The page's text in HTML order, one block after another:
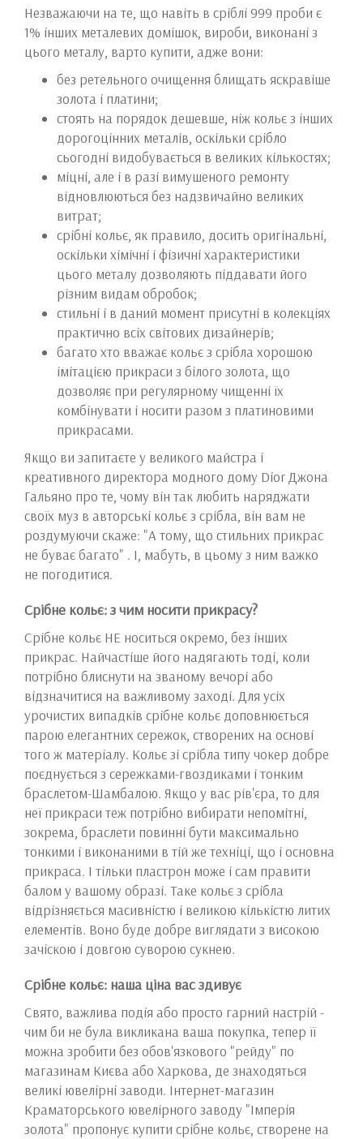
Незважаючи на те, що навіть в сріблі 999 проби є
1% інших металевих домішок, вироби, виконані з
цього металу, варто купити, адже вони:
без ретельного очищення блищать яскравіше
золота і платини;
стоять на порядок дешевше, ніж кольє з інших
дорогоцінних металів, оскільки срібло
сьогодні видобувається в великих кількостях;
міцні, але і в разі вимушеного ремонту
відновлюються без надзвичайно великих
витрат;
срібні кольє, як правило, досить оригінальні,
оскільки хімічні і фізичні характеристики
цього металу дозволяють піддавати його
різним видам обробок;
стильні і в даний момент присутні в колекціях
практично всіх світових дизайнерів;
багато хто вважає кольє з срібла хорошою
імітацією прикраси з білого золота, що
дозволяє при регулярному чищенні їх
комбінувати і носити разом з платиновими
прикрасами.
Якщо ви запитаєте у великого майстра і
креативного директора модного дому Dior Джона
Гальяно про те, чому він так любить наряджати
своїх муз в авторські кольє з срібла, він вам не
роздумуючи скаже: "А тому, що стильних прикрас
не буває багато" . І, мабуть, в цьому з ним важко
не погодитися.
Срібне кольє: з чим носити прикрасу?
Срібне кольє НЕ носиться окремо, без інших
прикрас. Найчастіше його надягають тоді, коли
потрібно блиснути на званому вечорі або
відзначитися на важливому заході. Для усіх
урочистих випадків срібне кольє доповнюється
парою елегантних сережок, створених на основі
того ж матеріалу. Кольє зі срібла типу чокер добре
поєднується з сережками-гвоздиками і тонким
браслетом-Шамбалою. Якщо у вас рів'єра, то для
неї прикраси теж потрібно вибирати непомітні,
зокрема, браслети повинні бути максимально
тонкими і виконаними в тій же техніці, що і основна
прикраса. І тільки пластрон може і сам правити
балом у вашому образі. Таке кольє з срібла
відрізняється масивністю і великою кількістю литих
елементів. Воно буде добре виглядати з високою
зачіскою і довгою суворою сукнею.
Срібне кольє: наша ціна вас здивує
Свято, важлива подія або просто гарний настрій -
чим би не була викликана ваша покупка, тепер її
можна зробити без обов'язкового "рейду" по
магазинам Києва або Харкова, де знаходяться
великі ювелірні заводи. Інтернет-магазин
Краматорського ювелірного заводу "Імперія
золота" пропонує купити срібне кольє, створене на